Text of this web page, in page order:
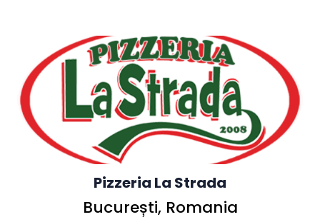
Pizzeria La Strada
București, Romania